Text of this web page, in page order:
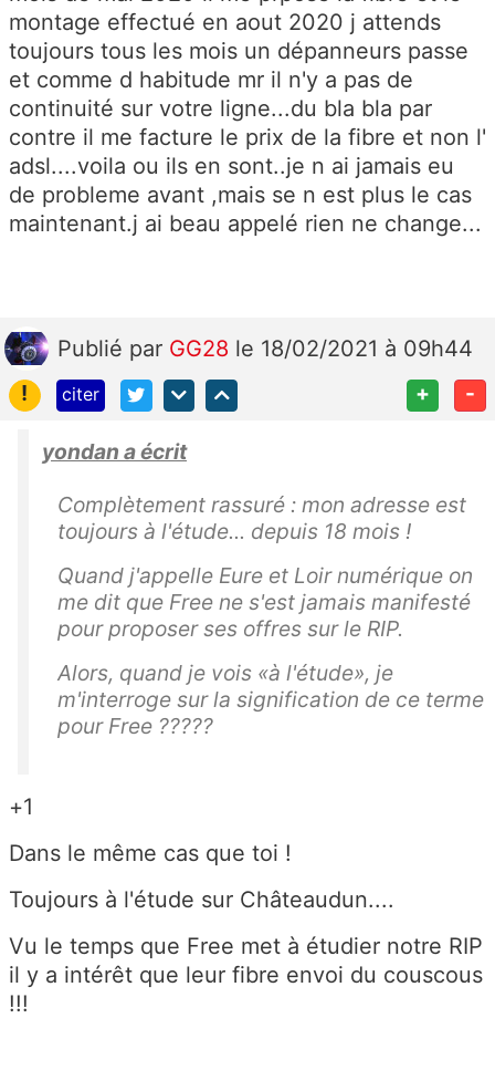
montage effectué en aout 2020 j attends
toujours tous les mois un dépanneurs passe
et comme d habitude mr il n'y a pas de
continuité sur votre ligne...du bla bla par
contre il me facture le prix de la fibre et non l'
adsl....voila ou ils en sont..je n ai jamais eu
de probleme avant ,mais se n est plus le cas
maintenant.j ai beau appelé rien ne change...
Publié par GG28 le 18/02/2021 à 09h44
!
citer + -
yondan a écrit
Complètement rassuré : mon adresse est
toujours à l'étude... depuis 18 mois !
Quand j'appelle Eure et Loir numérique on
me dit que Free ne s'est jamais manifesté
pour proposer ses offres sur le RIP.
Alors, quand je vois «à l'étude», je
m'interroge sur la signification de ce terme
pour Free ?????
+1
Dans le même cas que toi !
Toujours à l'étude sur Châteaudun....
Vu le temps que Free met à étudier notre RIP
il y a intérêt que leur fibre envoi du couscous
!!!